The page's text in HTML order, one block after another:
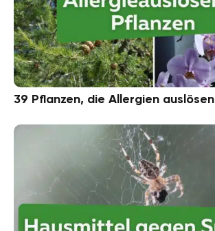
39 Pflanzen, die Allergien auslösen